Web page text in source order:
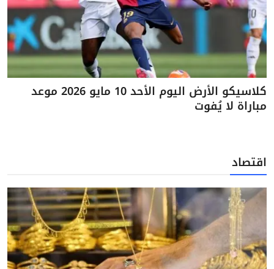
كلاسيكو الأرض اليوم الأحد 10 مايو 2026 موعد
مباراة لا يُفوت
اقتصاد